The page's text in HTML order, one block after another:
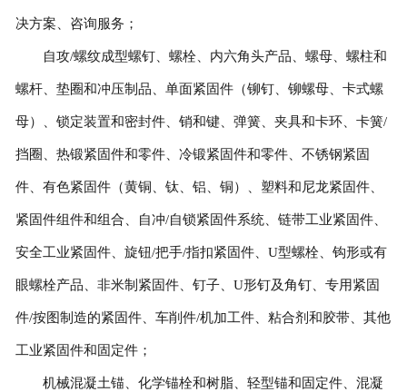
决方案、咨询服务；
自攻/螺纹成型螺钉、螺栓、内六角头产品、螺母、螺柱和
螺杆、垫圈和冲压制品、单面紧固件（铆钉、铆螺母、卡式螺
母）、锁定装置和密封件、销和键、弹簧、夹具和卡环、卡簧/
挡圈、热锻紧固件和零件、冷锻紧固件和零件、不锈钢紧固
件、有色紧固件（黄铜、钛、铝、铜）、塑料和尼龙紧固件、
紧固件组件和组合、自冲/自锁紧固件系统、链带工业紧固件、
安全工业紧固件、旋钮/把手/指扣紧固件、U型螺栓、钩形或有
眼螺栓产品、非米制紧固件、钉子、U形钉及角钉、专用紧固
件/按图制造的紧固件、车削件/机加工件、粘合剂和胶带、其他
工业紧固件和固定件；
机械混凝土锚、化学锚栓和树脂、轻型锚和固定件、混凝